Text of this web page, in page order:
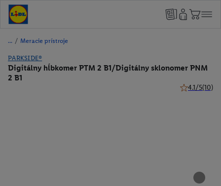
/ Meracie prístroje
PARKSIDE®
Digitálny hĺbkomer PTM 2 B1/Digitálny sklonomer PNM
2 B1
4.1/5(10)